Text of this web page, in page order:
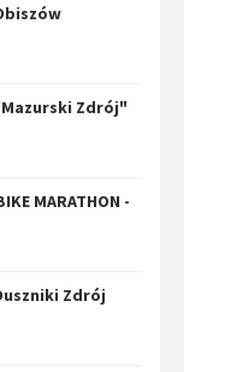
Zdrój"
MARATHON -
Zdrój